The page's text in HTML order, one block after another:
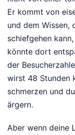
Er kommt von
und dem Wissen,
schiefgehen
könnte dort
der
wirst 48 Stunden
schmerzen und
ärgern.
Aber wenn deine